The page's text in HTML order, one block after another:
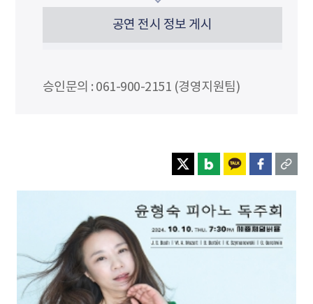
공연 전시 정보 게시
승인문의 : 061-900-2151 (경영지원팀)